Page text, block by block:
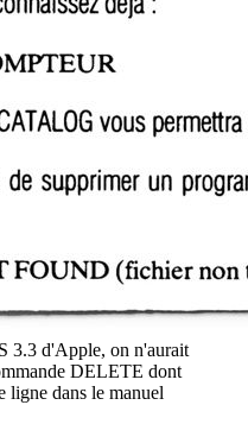
3.3 d'Apple, on n'aurait
DELETE dont
ligne dans le manuel